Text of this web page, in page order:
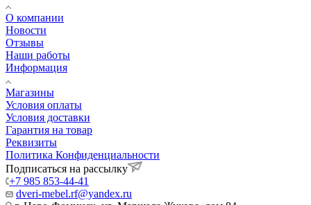
О компании
Новости
Отзывы
Наши работы
Информация
Магазины
Условия оплаты
Условия доставки
Гарантия на товар
Реквизиты
Политика Конфиденциальности
Подписаться на рассылку
+7 985 853-44-41
dveri-mebel.rf@yandex.ru